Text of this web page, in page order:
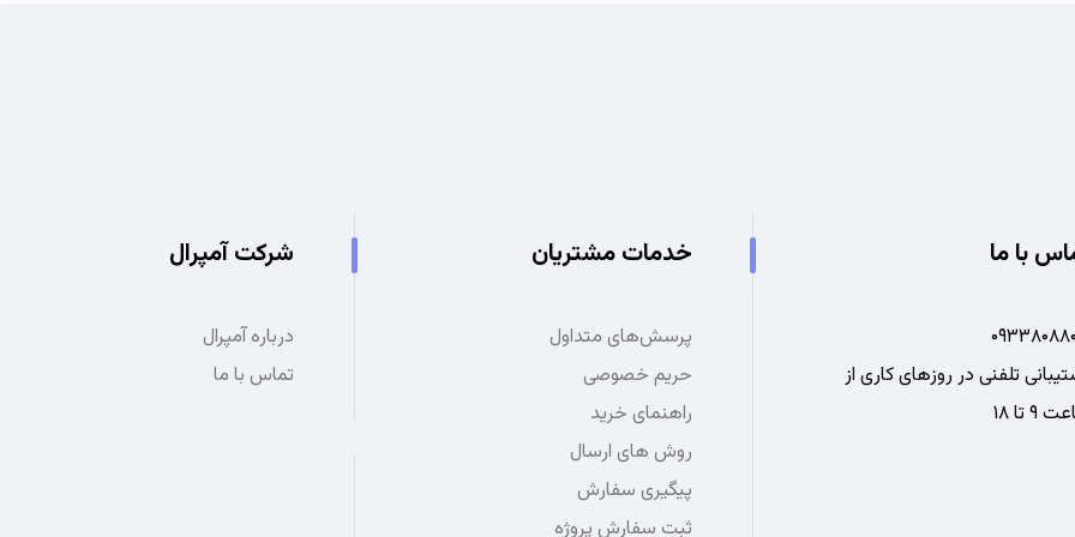
با ما
تلفنی در روزهای کاری از
تا ۱۸
خدمات مشتریان
پرسش‌های متداول
حریم خصوصی
راهنمای خرید
روش های ارسال
پیگیری سفارش
ثبت سفارش پروژه
شرکت آمپرال
درباره آمپرال
تماس با ما